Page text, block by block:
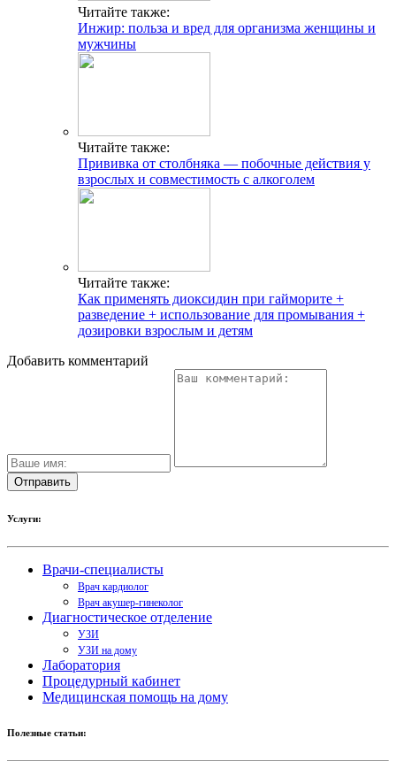
Читайте также:
Инжир: польза и вред для организма женщины и
мужчины
Читайте также:
Прививка от столбняка — побочные действия у
взрослых и совместимость с алкоголем
Читайте также:
Как применять диоксидин при гайморите +
разведение + использование для промывания +
дозировки взрослым и детям
Добавить комментарий
Услуги:
Врачи-специалисты
Врач кардиолог
Врач акушер-гинеколог
Диагностическое отделение
УЗИ
УЗИ на дому
Лаборатория
Процедурный кабинет
Медицинская помощь на дому
Полезные статьи: